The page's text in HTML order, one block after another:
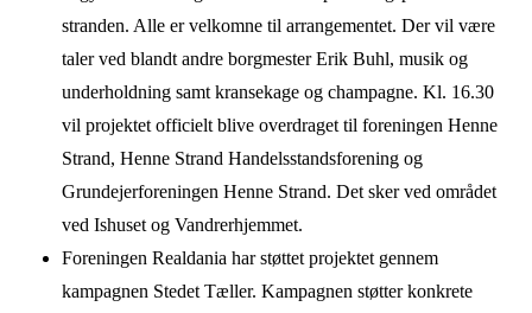
stranden. Alle er velkomne til arrangementet. Der vil være
taler ved blandt andre borgmester Erik Buhl, musik og
underholdning samt kransekage og champagne. Kl. 16.30
vil projektet officielt blive overdraget til foreningen Henne
Strand, Henne Strand Handelsstandsforening og
Grundejerforeningen Henne Strand. Det sker ved området
ved Ishuset og Vandrerhjemmet.
Foreningen Realdania har støttet projektet gennem
kampagnen Stedet Tæller. Kampagnen støtter konkrete